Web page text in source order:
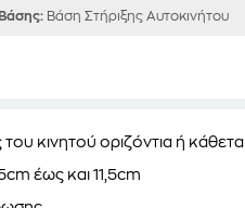
Βάση Στήριξης Αυτοκινήτου
κινητού οριζόντια ή κάθετα
έως και 11,5cm